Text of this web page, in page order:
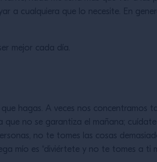
a cualquiera que lo necesite. En
mejor cada día.
hagas. A veces nos concentramos
no se garantiza el mañana;
no te tomes las cosas
mío es “diviértete y no te tomes a ti